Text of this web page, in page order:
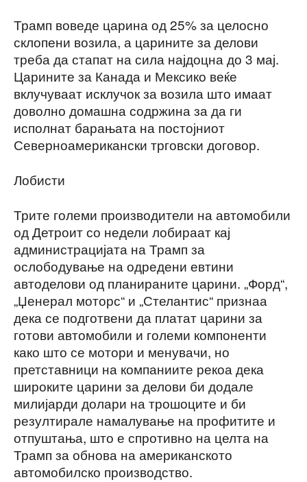
Трамп воведе царина од 25% за целосно
склопени возила, а царините за делови
треба да стапат на сила најдоцна до 3 мај.
Царините за Канада и Мексико веќе
вклучуваат исклучок за возила што имаат
доволно домашна содржина за да ги
исполнат барањата на постојниот
Северноамерикански трговски договор.
Лобисти
Трите големи производители на автомобили
од Детроит со недели лобираат кај
администрацијата на Трамп за
ослободување на одредени евтини
автоделови од планираните царини. „Форд“,
„Џенерал моторс“ и „Стелантис“ признаа
дека се подготвени да платат царини за
готови автомобили и големи компоненти
како што се мотори и менувачи, но
претставници на компаниите рекоа дека
широките царини за делови би додале
милијарди долари на трошоците и би
резултирале намалување на профитите и
отпуштања, што е спротивно на целта на
Трамп за обнова на американското
автомобилско производство.